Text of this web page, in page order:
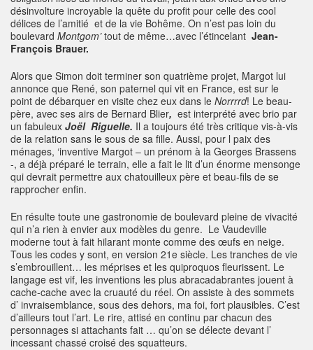
désinvolture incroyable la quête du profit pour celle des cool
délices de l’amitié et de la vie Bohême. On n’est pas loin du
boulevard Montgom’ tout de même…avec l’étincelant Jean-
François Brauer.
Alors que Simon doit terminer son quatrième projet, Margot lui
annonce que René, son paternel qui vit en France, est sur le
point de débarquer en visite chez eux dans le Norrrrd! Le beau-
père, avec ses airs de Bernard Blier, est interprété avec brio par
un fabuleux Joël Riguelle. Il a toujours été très critique vis-à-vis
de la relation sans le sous de sa fille. Aussi, pour l paix des
ménages, ‘inventive Margot – un prénom à la Georges Brassens
-, a déjà préparé le terrain, elle a fait le lit d’un énorme mensonge
qui devrait permettre aux chatouilleux père et beau-fils de se
rapprocher enfin.
En résulte toute une gastronomie de boulevard pleine de vivacité
qui n’a rien à envier aux modèles du genre. Le Vaudeville
moderne tout à fait hilarant monte comme des œufs en neige.
Tous les codes y sont, en version 21e siècle. Les tranches de vie
s’embrouillent… les méprises et les quiproquos fleurissent. Le
langage est vif, les inventions les plus abracadabrantes jouent à
cache-cache avec la cruauté du réel. On assiste à des sommets
d’ invraisemblance, sous des dehors, ma foi, fort plausibles. C’est
d’ailleurs tout l’art. Le rire, attisé en continu par chacun des
personnages si attachants fait … qu’on se délecte devant l’
incessant chassé croisé des squatteurs.